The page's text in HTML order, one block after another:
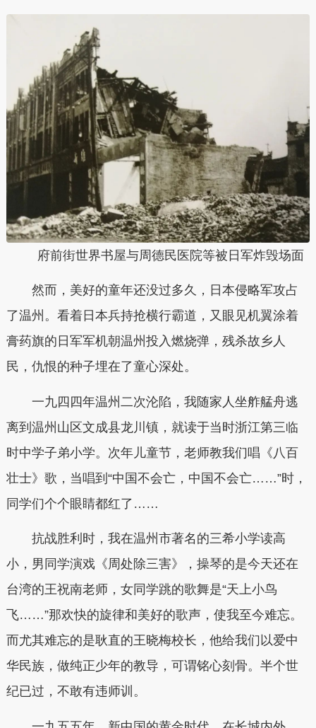
府前街世界书屋与周德民医院等被日军炸毁场面
然而，美好的童年还没过多久，日本侵略军攻占
了温州。看着日本兵持抢横行霸道，又眼见机翼涂着
膏药旗的日军军机朝温州投入燃烧弹，残杀故乡人
民，仇恨的种子埋在了童心深处。
一九四四年温州二次沦陷，我随家人坐舴艋舟逃
离到温州山区文成县龙川镇，就读于当时浙江第三临
时中学子弟小学。次年儿童节，老师教我们唱《八百
壮士》歌，当唱到“中国不会亡，中国不会亡……”时，
同学们个个眼睛都红了……
抗战胜利时，我在温州市著名的三希小学读高
小，男同学演戏《周处除三害》，操琴的是今天还在
台湾的王祝南老师，女同学跳的歌舞是“天上小鸟
飞……”那欢快的旋律和美好的歌声，使我至今难忘。
而尤其难忘的是耿直的王晓梅校长，他给我们以爱中
华民族，做纯正少年的教导，可谓铭心刻骨。半个世
纪已过，不敢有违师训。